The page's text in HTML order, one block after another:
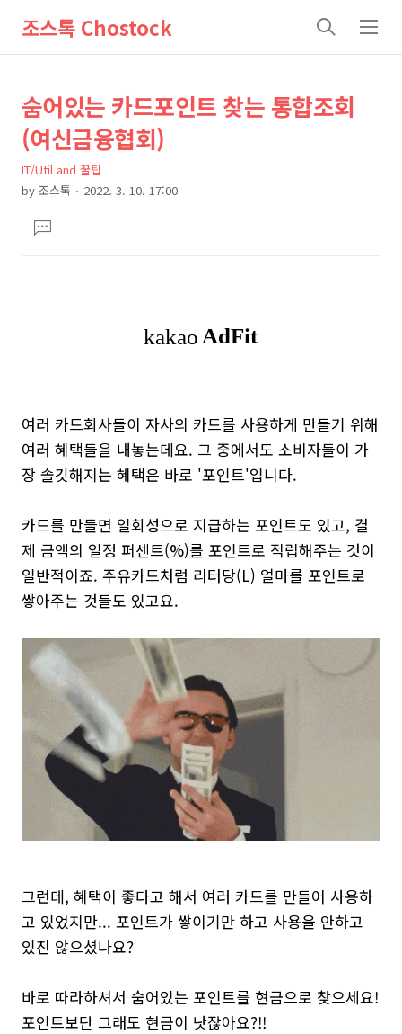
조스톡 Chostock
검
메
상
세
컨
텐
츠
본
문
제
목
숨어있는 카드포인트 찾는 통합조회
(여신금융협회)
IT/Util and 꿀팁
by 조스톡 2022. 3. 10. 17:00
문댓
글
여러 카드회사들이 자사의 카드를 사용하게 만들기 위해
여러 혜택들을 내놓는데요. 그 중에서도 소비자들이 가
장 솔깃해지는 혜택은 바로 '포인트'입니다.
카드를 만들면 일회성으로 지급하는 포인트도 있고, 결
제 금액의 일정 퍼센트(%)를 포인트로 적립해주는 것이
일반적이죠. 주유카드처럼 리터당(L) 얼마를 포인트로
쌓아주는 것들도 있고요.
그런데, 혜택이 좋다고 해서 여러 카드를 만들어 사용하
고 있었지만... 포인트가 쌓이기만 하고 사용을 안하고
있진 않으셨나요?
바로 따라하셔서 숨어있는 포인트를 현금으로 찾으세요!
포인트보단 그래도 현금이 낫잖아요?!!